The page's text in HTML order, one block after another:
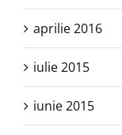
aprilie 2016
iulie 2015
iunie 2015